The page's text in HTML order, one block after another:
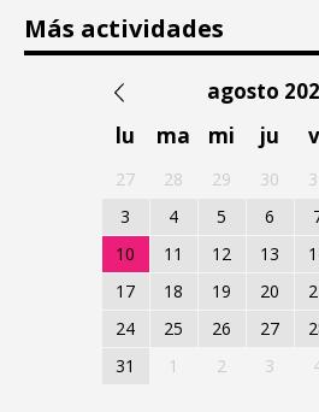
Más actividades
agosto
lu
ma mi ju
27 28 29 30
3
4 5 6
10
11 12 13
17
18 19 20
24
25 26 27
31
1 2 3